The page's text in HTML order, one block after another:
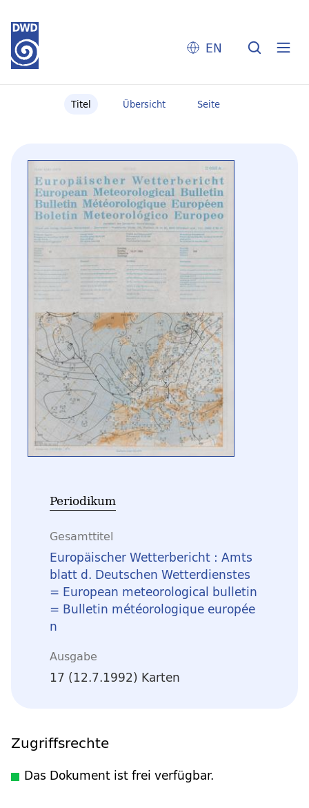
EN
Titel Übersicht Seite
Periodikum
Gesamttitel
Europäischer Wetterbericht : Amts
blatt d. Deutschen Wetterdienstes
= European meteorological bulletin
= Bulletin météorologique europée
n
Ausgabe
17 (12.7.1992) Karten
Zugriffsrechte
Das Dokument ist frei verfügbar.